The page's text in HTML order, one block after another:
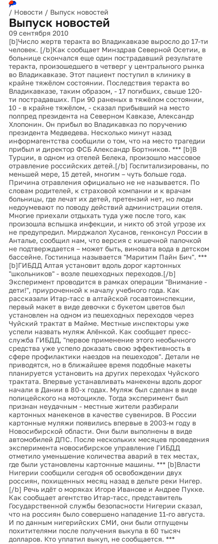
/ Новости / Выпуск новостей
Выпуск новостей
09 сентября 2010
[b]Число жертв теракта во Владикавказе выросло до 17-ти
человек. [/b]Как сообщает Минздрав Северной Осетии, в
больнице скончался еще один пострадавший результате
теракта, произошедшего в четверг у центрального рынка
во Владикавказе. Этот пациент поступил в клинику в
крайне тяжёлом состоянии. Последствия теракта во
Владикавказе, таким образом, - 17 погибших, свыше 120-
ти пострадавших. При 90 раненых в тяжёлом состоянии,
10 - в крайне тяжёлом, - сказал прибывший на место
полпред президента на Северном Кавказе, Александр
Хлопонин. Он прибыл во Владикавказ по поручению
президента Медведева. Несколько минут назад
информагентства сообщили о том, что на место трагедии
прибыл и директор ФСБ Александр Бортников. *** [b]В
Турции, в одном из отелей Белека, произошло массовое
отравление российских детей.[/b] Госпитализированы, по
меньшей мере, 15 детей, многим – чуть больше года.
Причина отравления официально не не называется. По
словам родителей, к страховой компании и к врачам
больницы, где лечат их детей, претензий нет, но люди
недоумевают по поводу действий администрации отеля.
Многие приехали отдыхать туда уже после того, как
произошла вспышка инфекции, и никто об этой угрозе их
не предупредил. Мирджалол Хусанов, генконсул России в
Анталье, сообщил нам, что версия с кишечной палочкой
не подтверждается – может быть, виновата вода в детском
бассейне. Гостиница называется "Маритим Пайн Бич". ***
[b]ГИБДД Алтая установит вдоль дорог картонных
"школьников" - возле пешеходных переходов.[/b]
Эксперимент проводится в рамках операции "Внимание -
дети!", приуроченной к началу учебного года. Как
рассказали Итар-тасс в алтайской госавтоинспекции,
первый макет в виде девочки с букетом цветов был
установлен на одном из пешеходных переходов через
Чуйский трактат в Майме. Местные инспекторы уже
успели назвать муляж Алёнкой. Как сообщает пресс-
служба ГИБДД, "первое применение этого необычного
средства уже успело доказать свою эффективность в
сфере профилактики наездов на пешеходов". Детали не
приводятся, но в ближайшее время подобные макеты
планируется установить на других переходах Чуйского
трактата. Впервые устанавливать манекены вдоль дорог
начали в Дании в 80-х годах. Муляж был сделан в виде
полицейского на мотоцикле. Тогда эксперимент был
признан неудачным - местные жители разбирали
картонных манекенов в качестве сувениров. В России
картонные муляжи появились впервые в 2003-м году в
Новосибирской области. Они были выполнены в виде
автомобилей ДПС. После нескольких месяцев проведения
эксперимента новосибирское управление ГИБДД
отметило уменьшение количества аварий в тех местах,
где были установлены картонные машины. *** [b]Власти
Нигерии сообщили сегодня об освобождении двух
россиян, похищенных месяц назад в дельте реки Нигер.
[/b] Речь идёт о моряках Игоре Иванове и Андрее Пукке.
Как сообщает агентство Итар-тасс, представитель
Государственной службы безопасности Нигерии сказал,
что на россиян было совершено нападение 11-го августа.
И по данным нигерийских СМИ, они были отпущены
похитителями после получения выкупа в 60 тысяч
долларов. Кто уплатил выкуп, не сообщается. ***